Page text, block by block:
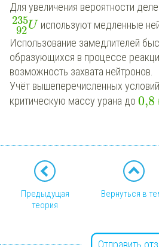
Для увеличения вероятности
U
92
235
используют медленные
Использование замедлителей
образующихся в процессе
возможность захвата нейтронов.
Учёт вышеперечисленных
критическую массу урана до 0,8
Предыдущая
теория
Вернуться в
Отправить